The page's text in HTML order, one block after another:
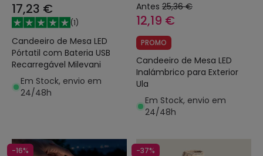
17,23 €
(1)
Candeeiro de Mesa LED
Pórtatil com Bateria USB
Recarregável Milevani
Em Stock, envio em
24/48h
Antes 25,36 €
12,19 €
PROMO
Candeeiro de Mesa LED
Inalámbrico para Exterior
Ula
Em Stock, envio em
24/48h
-16% -37%